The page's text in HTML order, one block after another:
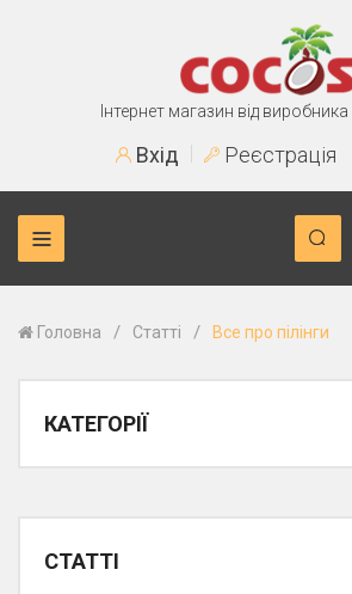
Інтернет магазин від виробника
Вхід Реєстрація
Головна / Статті / Все про пілінги
КАТЕГОРІЇ
СТАТТІ